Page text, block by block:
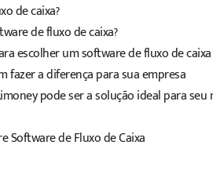
de caixa?
de fluxo de caixa?
escolher um software de fluxo de caixa
fazer a diferença para sua empresa
pode ser a solução ideal para seu
Software de Fluxo de Caixa